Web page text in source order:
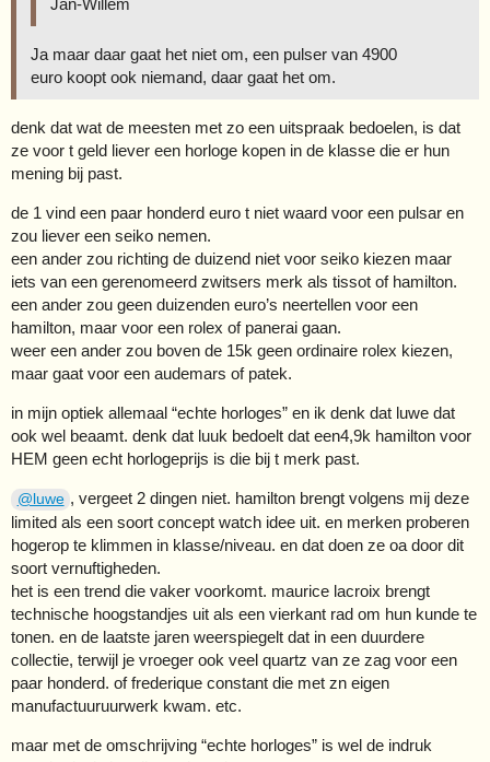
Ja maar daar gaat het niet om, een pulser van 4900
euro koopt ook niemand, daar gaat het om.
denk dat wat de meesten met zo een uitspraak bedoelen, is dat
ze voor t geld liever een horloge kopen in de klasse die er hun
mening bij past.
de 1 vind een paar honderd euro t niet waard voor een pulsar en
zou liever een seiko nemen.
een ander zou richting de duizend niet voor seiko kiezen maar
iets van een gerenomeerd zwitsers merk als tissot of hamilton.
een ander zou geen duizenden euro’s neertellen voor een
hamilton, maar voor een rolex of panerai gaan.
weer een ander zou boven de 15k geen ordinaire rolex kiezen,
maar gaat voor een audemars of patek.
in mijn optiek allemaal “echte horloges” en ik denk dat luwe dat
ook wel beaamt. denk dat luuk bedoelt dat een4,9k hamilton voor
HEM geen echt horlogeprijs is die bij t merk past.
@luwe , vergeet 2 dingen niet. hamilton brengt volgens mij deze
limited als een soort concept watch idee uit. en merken proberen
hogerop te klimmen in klasse/niveau. en dat doen ze oa door dit
soort vernuftigheden.
het is een trend die vaker voorkomt. maurice lacroix brengt
technische hoogstandjes uit als een vierkant rad om hun kunde te
tonen. en de laatste jaren weerspiegelt dat in een duurdere
collectie, terwijl je vroeger ook veel quartz van ze zag voor een
paar honderd. of frederique constant die met zn eigen
manufactuuruurwerk kwam. etc.
maar met de omschrijving “echte horloges” is wel de indruk